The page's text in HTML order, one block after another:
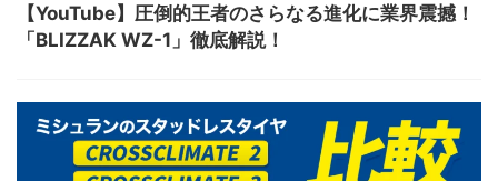
【YouTube】圧倒的王者のさらなる進化に業界震撼！
「BLIZZAK WZ-1」徹底解説！